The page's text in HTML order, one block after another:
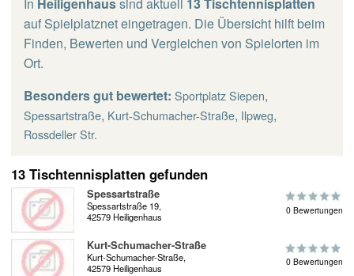
auf Spielplatznet eingetragen. Die Übersicht hilft beim
Finden, Bewerten und Vergleichen von Spielorten im
Ort.
Besonders gut bewertet: Sportplatz Siepen,
Spessartstraße, Kurt-Schumacher-Straße, Ilpweg,
Rossdeller Str.
13 Tischtennisplatten gefunden
Spessartstraße
Spessartstraße 19,
42579 Heiligenhaus
0 Bewertungen
Kurt-Schumacher-Straße
Kurt-Schumacher-Straße,
42579 Heiligenhaus
0 Bewertungen